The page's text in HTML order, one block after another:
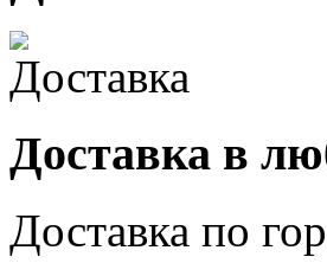
Доставка в
Доставка по